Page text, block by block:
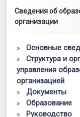
Левый
Сведения об
организации
Основные
Структура и
управления
организацией
Документы
Образование
Руководство